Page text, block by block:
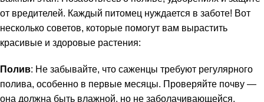
от вредителей. Каждый питомец нуждается в заботе! Вот
несколько советов, которые помогут вам вырастить
красивые и здоровые растения:
Полив: Не забывайте, что саженцы требуют регулярного
полива, особенно в первые месяцы. Проверяйте почву —
она должна быть влажной, но не заболачивающейся.